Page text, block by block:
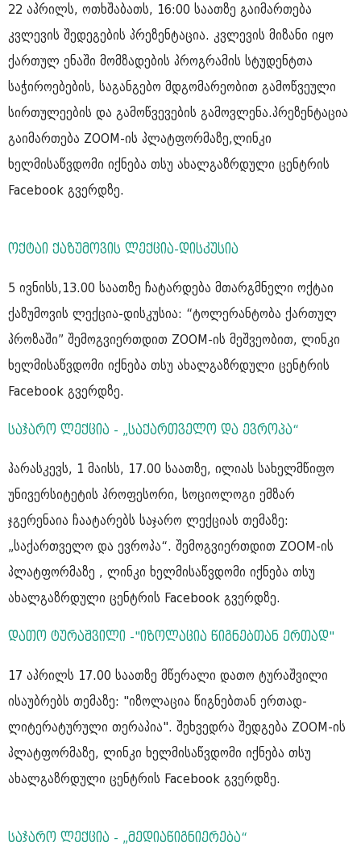
22 აპრილს, ოთხშაბათს, 16:00 საათზე გაიმართება
კვლევის შედეგების პრეზენტაცია. კვლევის მიზანი იყო
ქართულ ენაში მომზადების პროგრამის სტუდენტთა
საჭიროებების, საგანგებო მდგომარეობით გამოწვეული
სირთულეების და გამოწვევების გამოვლენა.პრეზენტაცია
გაიმართება ZOOM-ის პლატფორმაზე,ლინკი
ხელმისაწვდომი იქნება თსუ ახალგაზრდული ცენტრის
Facebook გვერდზე.
ოქტაი ქაზუმოვის ლექცია-დისკუსია
5 ივნისს,13.00 საათზე ჩატარდება მთარგმნელი ოქტაი
ქაზუმოვის ლექცია-დისკუსია: “ტოლერანტობა ქართულ
პროზაში” შემოგვიერთდით ZOOM-ის მეშვეობით, ლინკი
ხელმისაწვდომი იქნება თსუ ახალგაზრდული ცენტრის
Facebook გვერდზე.
საჯარო ლექცია - „საქართველო და ევროპა“
პარასკევს, 1 მაისს, 17.00 საათზე, ილიას სახელმწიფო
უნივერსიტეტის პროფესორი, სოციოლოგი ემზარ
ჯგერენაია ჩაატარებს საჯარო ლექციას თემაზე:
„საქართველო და ევროპა“. შემოგვიერთდით ZOOM-ის
პლატფორმაზე , ლინკი ხელმისაწვდომი იქნება თსუ
ახალგაზრდული ცენტრის Facebook გვერდზე.
დათო ტურაშვილი -"იზოლაცია წიგნებთან ერთად"
17 აპრილს 17.00 საათზე მწერალი დათო ტურაშვილი
ისაუბრებს თემაზე: "იზოლაცია წიგნებთან ერთად-
ლიტერატურული თერაპია". შეხვედრა შედგება ZOOM-ის
პლატფორმაზე, ლინკი ხელმისაწვდომი იქნება თსუ
ახალგაზრდული ცენტრის Facebook გვერდზე.
საჯარო ლექცია - „მედიაწიგნიერება“